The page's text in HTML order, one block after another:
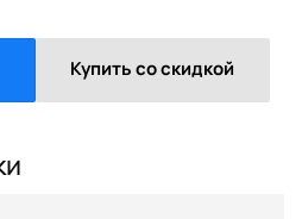
Купить со скидкой